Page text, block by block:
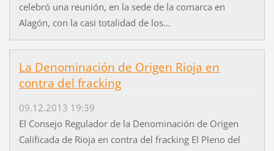
celebró una reunión, en la sede de la comarca en
Alagón, con la casi totalidad de los...
La Denominación de Origen Rioja en
contra del fracking
09.12.2013 19:39
El Consejo Regulador de la Denominación de Origen
Calificada de Rioja en contra del fracking El Pleno del